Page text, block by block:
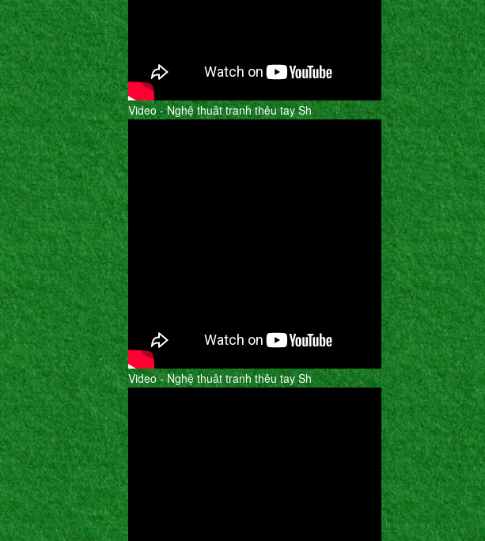
Video - Nghệ thuât tranh thêu tay Sh
Video - Nghệ thuât tranh thêu tay Sh